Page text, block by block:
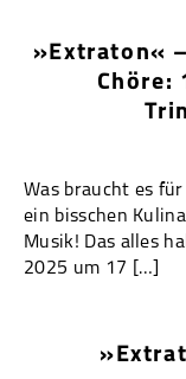
»Extraton«
Chöre:
Was braucht es
ein bisschen
Musik! Das alles
2025 um 17 […]